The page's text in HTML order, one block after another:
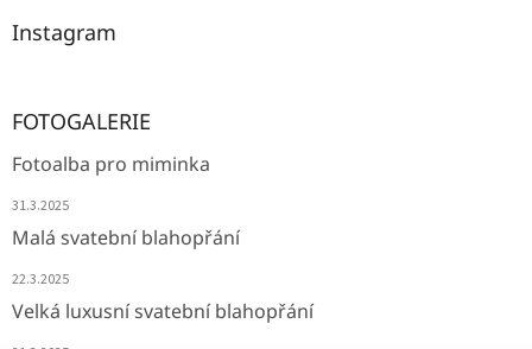
Instagram
FOTOGALERIE
Fotoalba pro miminka
31.3.2025
Malá svatební blahopřání
22.3.2025
Velká luxusní svatební blahopřání